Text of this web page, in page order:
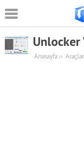
Android
EğitimAnasayfa ›› Araçlar